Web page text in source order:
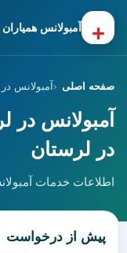
+ آمبولانس
صفحه اصلی آمبولانس
آمبولانس
در لرستان
اطلاعات خدمات
پیش از درخواست